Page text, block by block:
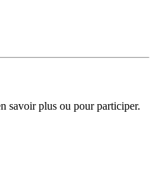
savoir plus ou pour participer.